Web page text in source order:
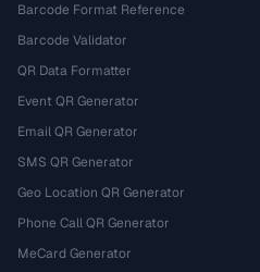
Barcode Format Reference
Barcode Validator
QR Data Formatter
Event QR Generator
Email QR Generator
SMS QR Generator
Geo Location QR Generator
Phone Call QR Generator
MeCard Generator